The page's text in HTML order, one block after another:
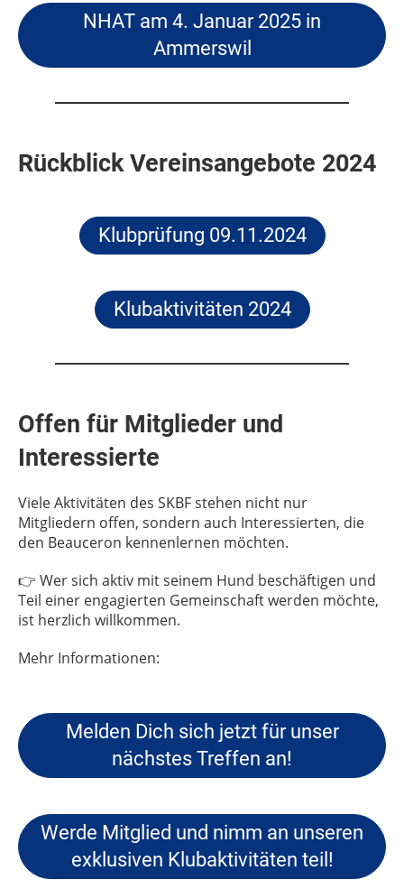
NHAT am 4. Januar 2025 in
Ammerswil
Rückblick Vereinsangebote 2024
Klubprüfung 09.11.2024
Klubaktivitäten 2024
Offen für Mitglieder und
Interessierte
Viele Aktivitäten des SKBF stehen nicht nur
Mitgliedern offen, sondern auch Interessierten, die
den Beauceron kennenlernen möchten.
👉 Wer sich aktiv mit seinem Hund beschäftigen und
Teil einer engagierten Gemeinschaft werden möchte,
ist herzlich willkommen.
Mehr Informationen:
Melden Dich sich jetzt für unser
nächstes Treffen an!
Werde Mitglied und nimm an unseren
exklusiven Klubaktivitäten teil!